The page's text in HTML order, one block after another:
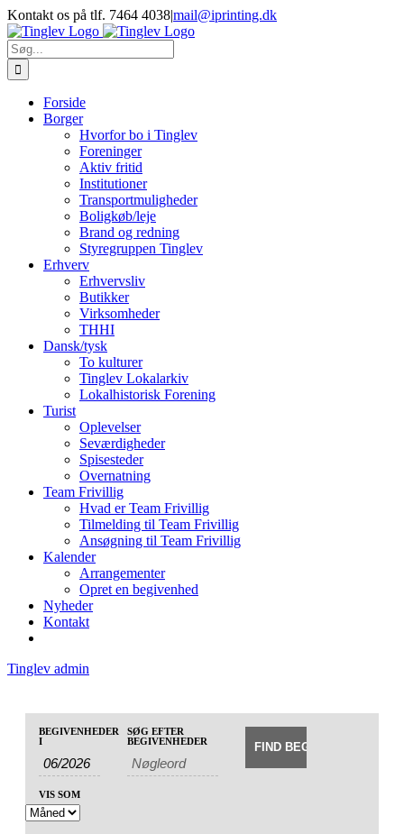
Skip
to
content
Kontakt os på tlf. 7464 4038|mail@iprinting.dk
Søg
efter:
Forside
Borger
Hvorfor bo i Tinglev
Foreninger
Aktiv fritid
Institutioner
Transportmuligheder
Boligkøb/leje
Brand og redning
Styregruppen Tinglev
Erhverv
Erhvervsliv
Butikker
Virksomheder
THHI
Dansk/tysk
To kulturer
Tinglev Lokalarkiv
Lokalhistorisk Forening
Turist
Oplevelser
Seværdigheder
Spisesteder
Overnatning
Team Frivillig
Hvad er Team Frivillig
Tilmelding til Team Frivillig
Ansøgning til Team Frivillig
Kalender
Arrangementer
Opret en begivenhed
Nyheder
Kontakt
Tinglev admin
Begivenheder
Search
and
Views
Navigation
Søg
BEGIVENHEDER
I
SØG EFTER
BEGIVENHEDER
Begivenhed
Views
Navigation
VIS SOM